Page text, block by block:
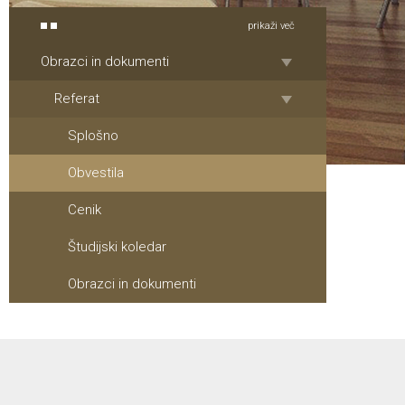
prikaži več
Obrazci in dokumenti
Referat
Splošno
Obvestila
Cenik
Študijski koledar
Obrazci in dokumenti